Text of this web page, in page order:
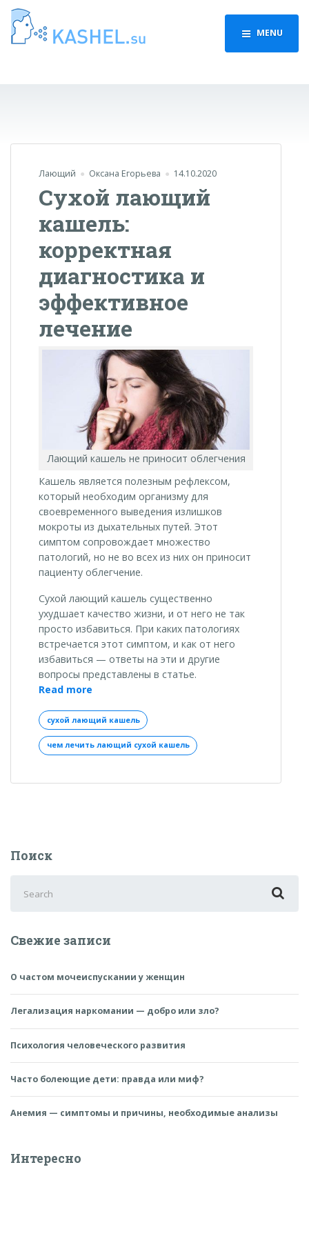
MENU
Лающий Оксана Егорьева 14.10.2020
Сухой лающий
кашель:
корректная
диагностика и
эффективное
лечение
Лающий кашель не приносит облегчения
Кашель является полезным рефлексом,
который необходим организму для
своевременного выведения излишков
мокроты из дыхательных путей. Этот
симптом сопровождает множество
патологий, но не во всех из них он приносит
пациенту облегчение.
Сухой лающий кашель существенно
ухудшает качество жизни, и от него не так
просто избавиться. При каких патологиях
встречается этот симптом, и как от него
избавиться — ответы на эти и другие
вопросы представлены в статье.
Read more
кашель:
корректная
диагностика
сухой лающий кашель
чем лечить лающий сухой кашель
Поиск
for:
Свежие записи
О частом мочеиспускании у женщин
Легализация наркомании — добро или зло?
Психология человеческого развития
Часто болеющие дети: правда или миф?
Анемия — симптомы и причины, необходимые анализы
Интересно